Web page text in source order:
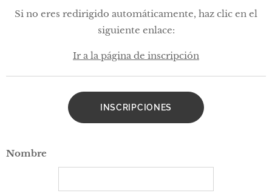
Si no eres redirigido automáticamente, haz clic en el
siguiente enlace:
Ir a la página de inscripción
INSCRIPCIONES
Nombre